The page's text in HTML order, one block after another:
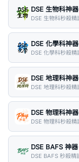
DSE 生物科神器
DSE 生物科秒殺
DSE 化學科神器
DSE 化學科秒殺
DSE 地理科神器
DSE 地理科秒殺
DSE 物理科神器
DSE 物理科秒殺
DSE BAFS 神器
DSE BAFS 秒殺精